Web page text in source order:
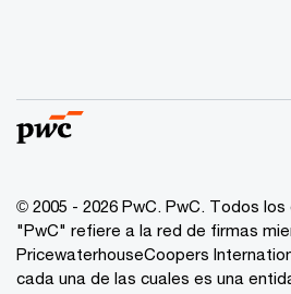
© 2005 - 2026 PwC. PwC. Todos
"PwC" refiere a la red de firmas
PricewaterhouseCoopers
cada una de las cuales es una